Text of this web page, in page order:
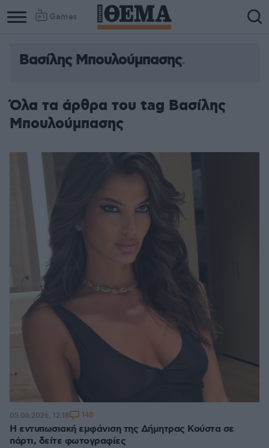
Games
Βασίλης Μπουλούμπασης
Όλα τα άρθρα του tag Βασίλης
Μπουλούμπασης
Η εντυπωσιακή εμφάνιση της Δήμητρας Κούστα σε
πάρτι, δείτε φωτογραφίες
05.06.2026, 12:18 148